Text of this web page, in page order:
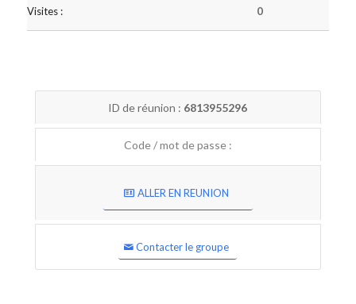
Visites : 0
ID de réunion : 6813955296
Code / mot de passe :
ALLER EN REUNION
Contacter le groupe